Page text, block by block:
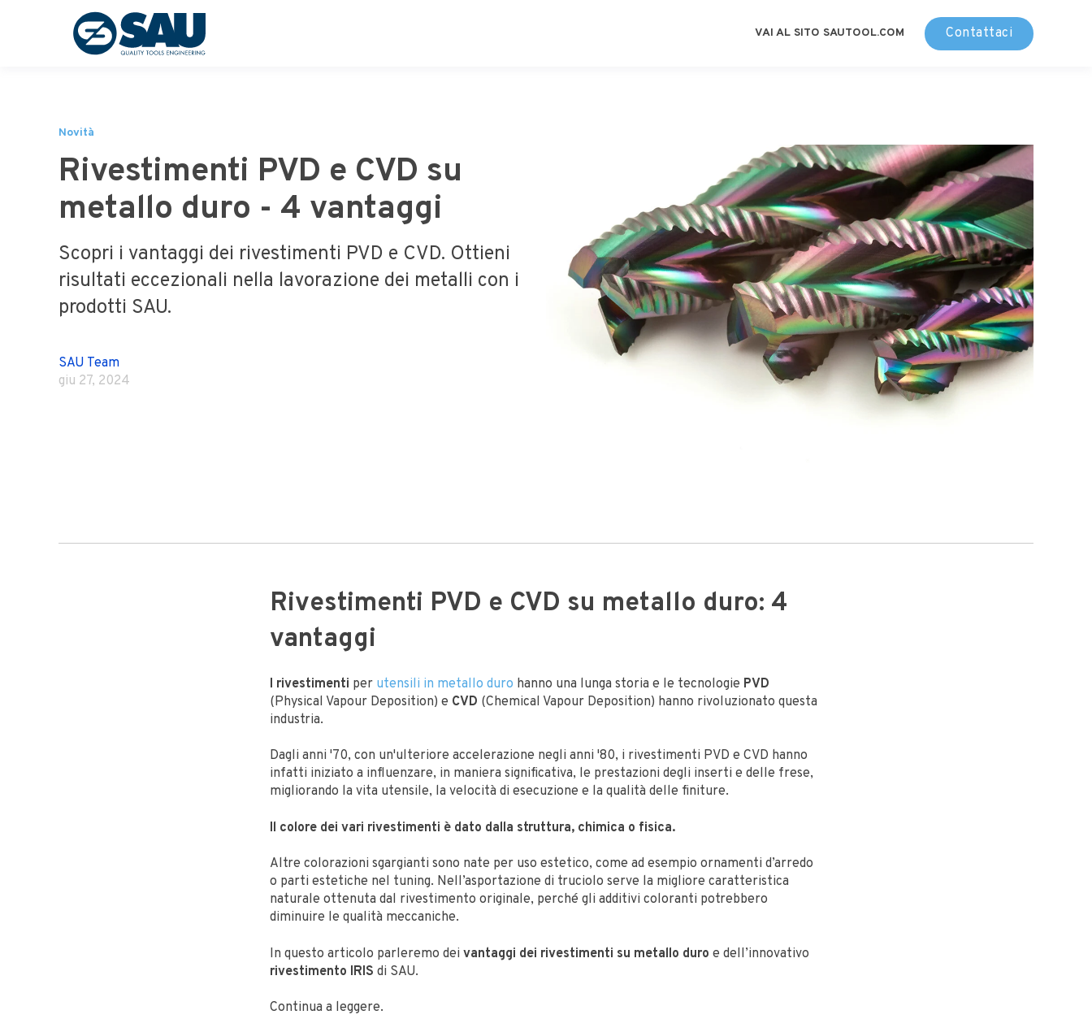
VAI AL SITO SAUTOOL.COM Contattaci
Novità
Rivestimenti PVD e CVD su
metallo duro - 4 vantaggi
Scopri i vantaggi dei rivestimenti PVD e CVD. Ottieni
risultati eccezionali nella lavorazione dei metalli con i
prodotti SAU.
SAU Team
giu 27, 2024
Rivestimenti PVD e CVD su metallo duro: 4
vantaggi
I rivestimenti per utensili in metallo duro hanno una lunga storia e le tecnologie PVD
(Physical Vapour Deposition) e CVD (Chemical Vapour Deposition) hanno rivoluzionato questa
industria.
Dagli anni '70, con un'ulteriore accelerazione negli anni '80, i rivestimenti PVD e CVD hanno
infatti iniziato a influenzare, in maniera significativa, le prestazioni degli inserti e delle frese,
migliorando la vita utensile, la velocità di esecuzione e la qualità delle finiture.
Il colore dei vari rivestimenti è dato dalla struttura, chimica o fisica.
Altre colorazioni sgargianti sono nate per uso estetico, come ad esempio ornamenti d’arredo
o parti estetiche nel tuning. Nell’asportazione di truciolo serve la migliore caratteristica
naturale ottenuta dal rivestimento originale, perché gli additivi coloranti potrebbero
diminuire le qualità meccaniche.
In questo articolo parleremo dei vantaggi dei rivestimenti su metallo duro e dell’innovativo
rivestimento IRIS di SAU.
Continua a leggere.